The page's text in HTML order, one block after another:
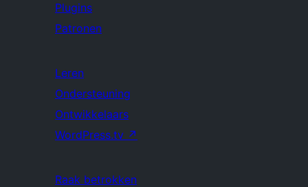
Plugins
Patronen
Leren
Ondersteuning
Ontwikkelaars
WordPress.tv ↗
Raak betrokken